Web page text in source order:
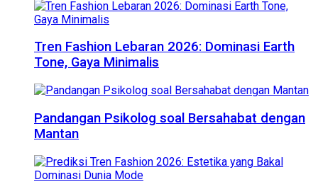
Tren Fashion Lebaran 2026: Dominasi Earth
Tone, Gaya Minimalis
Pandangan Psikolog soal Bersahabat dengan
Mantan